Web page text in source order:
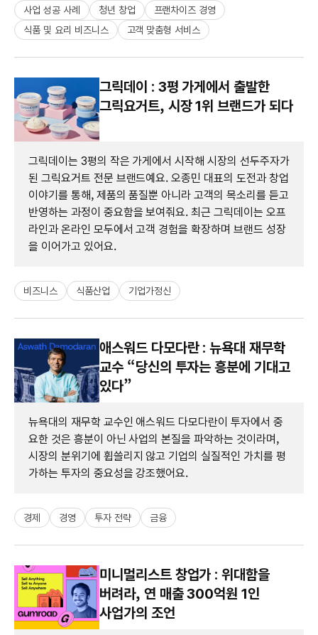
사업 성공 사례 청년 창업
프랜차이즈 경영
식품 및 요리 비즈니스
고객 맞춤형 서비스
그릭데이 : 3평 가게에서 출발한
그릭요거트, 시장 1위 브랜드가 되다
그릭데이는 3평의 작은 가게에서 시작해 시장의 선두주자가
된 그릭요거트 전문 브랜드예요. 오종민 대표의 도전과 창업
이야기를 통해, 제품의 품질뿐 아니라 고객의 목소리를 듣고
반영하는 과정이 중요함을 보여줘요. 최근 그릭데이는 오프
라인과 온라인 모두에서 고객 경험을 확장하며 브랜드 성장
을 이어가고 있어요.
비즈니스 식품산업 기업가정신
애스워드 다모다란 : 뉴욕대 재무학
교수 “당신의 투자는 흥분에 기대고
있다”
뉴욕대의 재무학 교수인 애스워드 다모다란이 투자에서 중
요한 것은 흥분이 아닌 사업의 본질을 파악하는 것이라며,
시장의 분위기에 휩쓸리지 않고 기업의 실질적인 가치를 평
가하는 투자의 중요성을 강조했어요.
경제 경영 투자 전략 금융
미니멀리스트 창업가 : 위대함을
버려라, 연 매출 300억원 1인
사업가의 조언